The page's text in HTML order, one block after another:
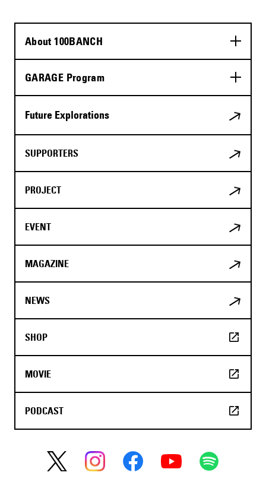
About 100BANCH
GARAGE Program
Future Explorations
SUPPORTERS
PROJECT
EVENT
MAGAZINE
NEWS
SHOP
MOVIE
PODCAST